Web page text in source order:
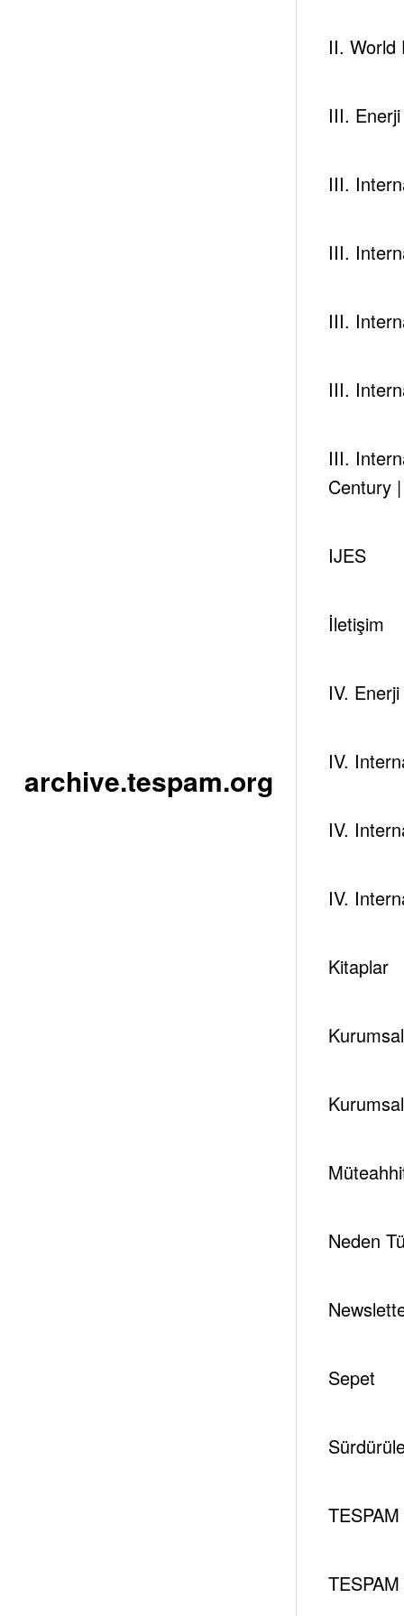
archive.tespam.org
II. World
III.
III.
III.
III.
III.
III.
Century
IJES
İletişim
IV.
IV.
IV.
IV.
Kitaplar
Neden
Sepet